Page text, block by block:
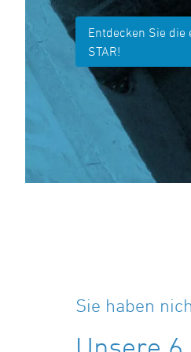
Entdecken Sie die
STAR!
Sie haben